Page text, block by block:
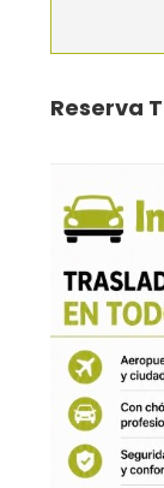
Reserva